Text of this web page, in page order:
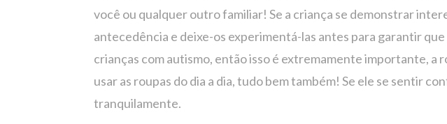
você ou qualquer outro familiar! Se a criança se demonstrar
antecedência e deixe-os experimentá-las antes para garantir
crianças com autismo, então isso é extremamente importante, a
usar as roupas do dia a dia, tudo bem também! Se ele se sentir
tranquilamente.